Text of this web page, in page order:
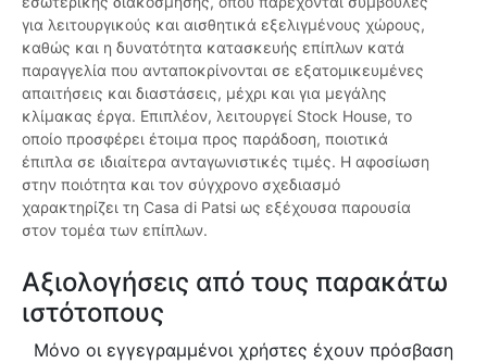
για λειτουργικούς και αισθητικά εξελιγμένους χώρους,
καθώς και η δυνατότητα κατασκευής επίπλων κατά
παραγγελία που ανταποκρίνονται σε εξατομικευμένες
απαιτήσεις και διαστάσεις, μέχρι και για μεγάλης
κλίμακας έργα. Επιπλέον, λειτουργεί Stock House, το
οποίο προσφέρει έτοιμα προς παράδοση, ποιοτικά
έπιπλα σε ιδιαίτερα ανταγωνιστικές τιμές. Η αφοσίωση
στην ποιότητα και τον σύγχρονο σχεδιασμό
χαρακτηρίζει τη Casa di Patsi ως εξέχουσα παρουσία
στον τομέα των επίπλων.
Αξιολογήσεις από τους παρακάτω
ιστότοπους
Μόνο οι εγγεγραμμένοι χρήστες έχουν πρόσβαση